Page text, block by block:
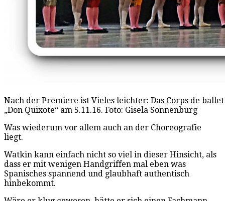
Nach der Premiere ist Vieles leichter: Das Corps de
„Don Quixote“ am 5.11.16. Foto: Gisela Sonnenburg
Was wiederum vor allem auch an der Choreografie
liegt.
Watkin kann einfach nicht so viel in dieser Hinsicht, als
dass er mit wenigen Handgriffen mal eben was
Spanisches spannend und glaubhaft authentisch
hinbekommt.